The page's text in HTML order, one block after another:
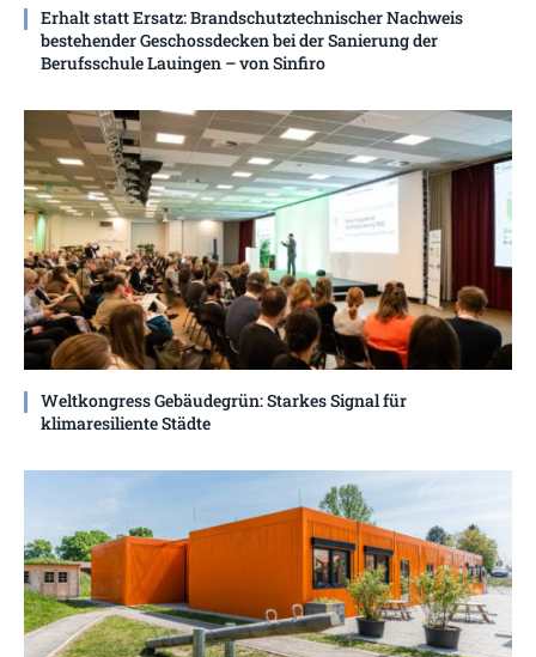
Erhalt statt Ersatz: Brandschutztechnischer Nachweis
bestehender Geschossdecken bei der Sanierung der
Berufsschule Lauingen – von Sinfiro
Weltkongress Gebäudegrün: Starkes Signal für
klimaresiliente Städte